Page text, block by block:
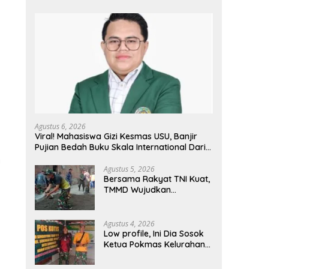
Agustus 6, 2026
Viral! Mahasiswa Gizi Kesmas USU, Banjir
Pujian Bedah Buku Skala International Dari
Agustus 5, 2026
Bersama Rakyat TNI Kuat,
TMMD Wujudkan
Ketahanan Nasional di
Daerah.
Agustus 4, 2026
Low profile, Ini Dia Sosok
Ketua Pokmas Kelurahan